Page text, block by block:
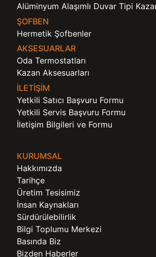
Alüminyum Alaşımlı Duvar Tipi
ŞOFBEN
Hermetik Şofbenler
AKSESUARLAR
Oda Termostatları
Kazan Aksesuarları
İLETİŞİM
Yetkili Satıcı Başvuru Formu
Yetkili Servis Başvuru Formu
İletişim Bilgileri ve Formu
KURUMSAL
Hakkımızda
Tarihçe
Üretim Tesisimiz
İnsan Kaynakları
Sürdürülebilirlik
Bilgi Toplumu Merkezi
Basında Biz
Bizden Haberler